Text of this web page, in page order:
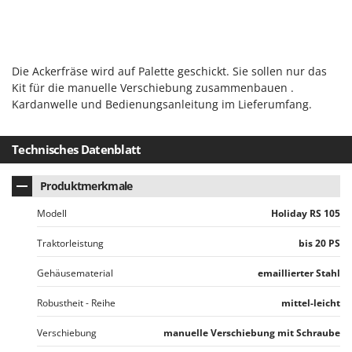
Resto Italia
Ribimex
Ritter
River Systems
Robomow
Rossofuoco
Rover Pompe
Royal Food
Ryobi
S.T.P.
Die Ackerfräse wird auf Palette geschickt. Sie sollen nur das
Kit für die manuelle Verschiebung zusammenbauen .
Kardanwelle und Bedienungsanleitung im Lieferumfang.
Technisches Datenblatt
Produktmerkmale
Modell Holiday RS 105
Traktorleistung bis 20 PS
Gehäusematerial emaillierter Stahl
Robustheit - Reihe mittel-leicht
Verschiebung manuelle Verschiebung mit Schraube